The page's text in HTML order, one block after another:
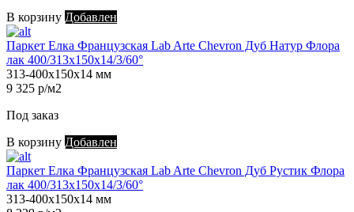
В корзину Добавлен
Паркет Елка Французская Lab Arte Chevron Дуб Натур Флора
лак 400/313х150х14/3/60°
313-400х150х14 мм
9 325 р/м2
Под заказ
В корзину Добавлен
Паркет Елка Французская Lab Arte Chevron Дуб Рустик Флора
лак 400/313х150х14/3/60°
313-400х150х14 мм